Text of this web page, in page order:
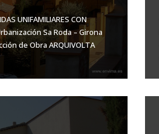
UNIFAMILIARES CON
Sa Roda – Girona
de Obra ARQUIVOLTA